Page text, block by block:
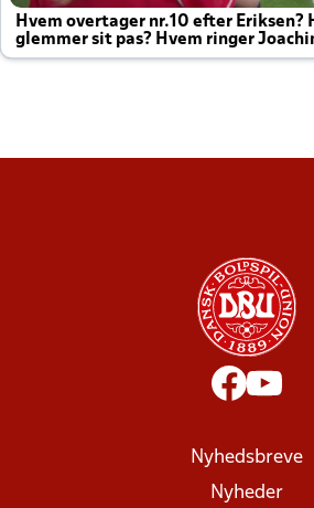
Hvem overtager nr.10 efter Eriksen?
glemmer sit pas? Hvem ringer
altid til efter kampe?
Nyhedsbreve
Nyheder